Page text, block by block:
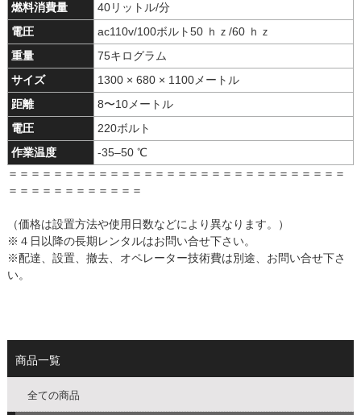
燃料消費量
40リットル/分
電圧
ac110v/100ボルト50 ｈｚ/60 ｈｚ
重量
75キログラム
サイズ
1300 × 680 × 1100メートル
距離
8〜10メートル
電圧
220ボルト
作業温度
-35–50 ℃
＝＝＝＝＝＝＝＝＝＝＝＝＝＝＝＝＝＝＝＝＝＝＝＝＝＝＝＝＝＝
＝＝＝＝＝＝＝＝＝＝＝＝
（価格は設置方法や使用日数などにより異なります。）
※４日以降の長期レンタルはお問い合せ下さい。
※配達、設置、撤去、オペレーター技術費は別途、お問い合せ下さ
い。
商品一覧
全ての商品